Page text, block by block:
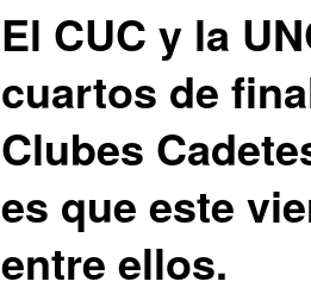
El CUC y la
cuartos de
Clubes
es que este
entre ellos.